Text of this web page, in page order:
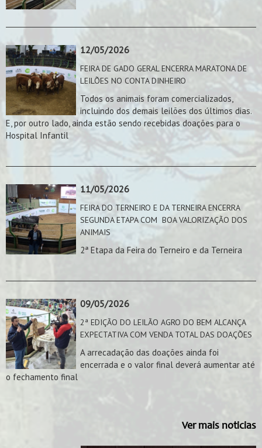
12/05/2026
FEIRA DE GADO GERAL ENCERRA MARATONA DE
LEILÕES NO CONTA DINHEIRO
Todos os animais foram comercializados,
incluindo dos demais leilões dos últimos dias.
E, por outro lado, ainda estão sendo recebidas doações para o
Hospital Infantil
11/05/2026
FEIRA DO TERNEIRO E DA TERNEIRA ENCERRA
SEGUNDA ETAPA COM BOA VALORIZAÇÃO DOS
ANIMAIS
2ª Etapa da Feira do Terneiro e da Terneira
09/05/2026
2ª EDIÇÃO DO LEILÃO AGRO DO BEM ALCANÇA
EXPECTATIVA COM VENDA TOTAL DAS DOAÇÕES
A arrecadação das doações ainda foi
encerrada e o valor final deverá aumentar até
o fechamento final
Ver mais noticias